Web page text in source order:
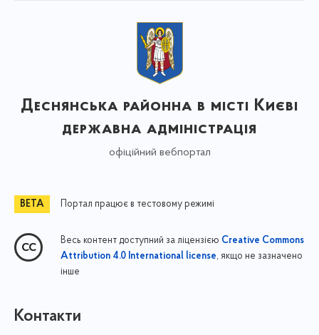
Деснянська районна в місті Києві
державна адміністрація
офіційний вебпортал
Портал працює в тестовому режимі
Весь контент доступний за ліцензією Creative Commons
Attribution 4.0 International license, якщо не зазначено
інше
Контакти